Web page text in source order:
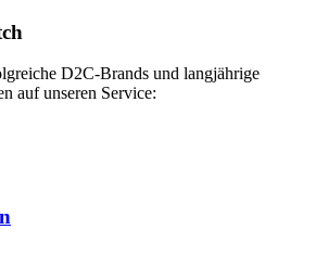
D2C-Brands und langjährige
auf unseren Service: